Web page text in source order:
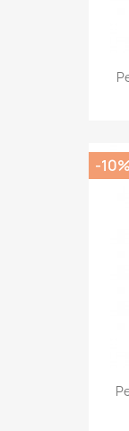
-10%